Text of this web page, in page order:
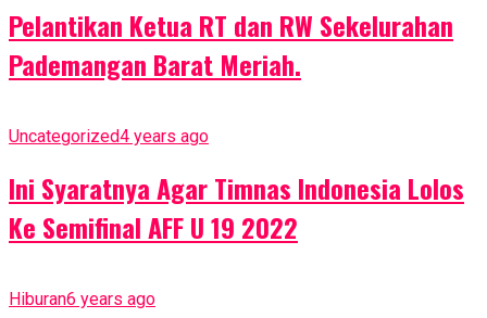
Pelantikan Ketua RT dan RW Sekelurahan
Pademangan Barat Meriah.
Uncategorized4 years ago
Ini Syaratnya Agar Timnas Indonesia Lolos
Ke Semifinal AFF U 19 2022
Hiburan6 years ago